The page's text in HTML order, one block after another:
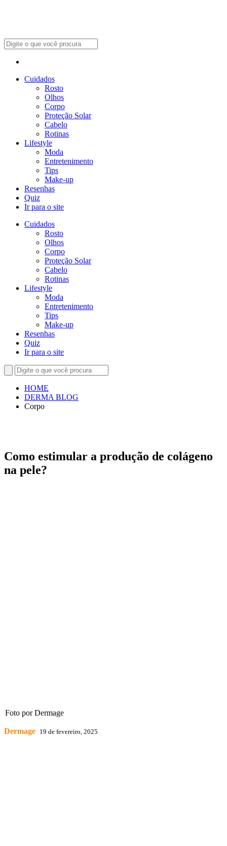
Cuidados
Rosto
Olhos
Corpo
Proteção Solar
Cabelo
Rotinas
Lifestyle
Moda
Entretenimento
Tips
Make-up
Resenhas
Quiz
Ir para o site
Cuidados
Rosto
Olhos
Corpo
Proteção Solar
Cabelo
Rotinas
Lifestyle
Moda
Entretenimento
Tips
Make-up
Resenhas
Quiz
Ir para o site
HOME
DERMA BLOG
Corpo
Como estimular a produção de colágeno
na pele?
Foto por Dermage
Dermage 19 de fevereiro, 2025